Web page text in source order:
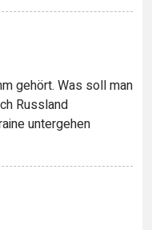
gehört. Was soll man
Russland
untergehen